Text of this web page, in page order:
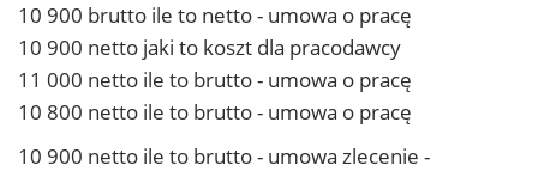
10 900 brutto ile to netto - umowa o pracę
10 900 netto jaki to koszt dla pracodawcy
11 000 netto ile to brutto - umowa o pracę
10 800 netto ile to brutto - umowa o pracę
10 900 netto ile to brutto - umowa zlecenie -